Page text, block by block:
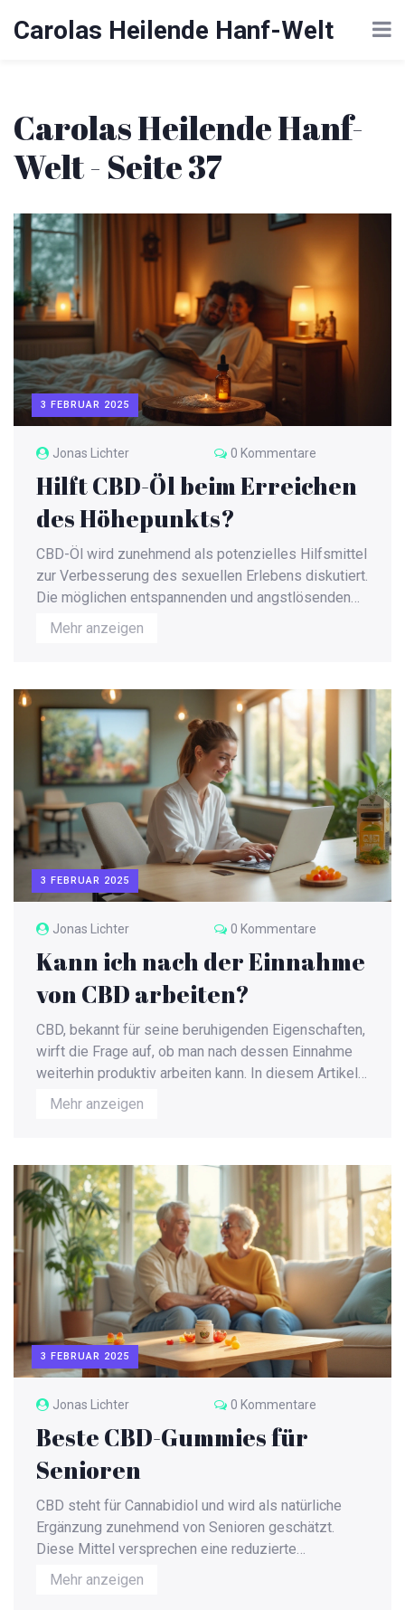
Carolas Heilende Hanf-Welt
Carolas Heilende Hanf-
Welt - Seite 37
3 FEBRUAR 2025
Jonas Lichter 0 Kommentare
Hilft CBD-Öl beim Erreichen
des Höhepunkts?
CBD-Öl wird zunehmend als potenzielles Hilfsmittel
zur Verbesserung des sexuellen Erlebens diskutiert.
Die möglichen entspannenden und angstlösenden
Eigenschaften von CBD könnten dazu beitragen,
dass der Körper sich leichter fallen lässt und den
Nutzer gemacht? Dieser Artikel beleuchtet die
verschiedenen Aspekte von CBD im Zusammenhang
mit sexuellem Vergnügen und liefert nützliche Tipps.
Mehr anzeigen
3 FEBRUAR 2025
Jonas Lichter 0 Kommentare
Kann ich nach der Einnahme
von CBD arbeiten?
CBD, bekannt für seine beruhigenden Eigenschaften,
wirft die Frage auf, ob man nach dessen Einnahme
weiterhin produktiv arbeiten kann. In diesem Artikel
erforschen wir den Einfluss von CBD auf
Konzentration und Leistungsfähigkeit. Wir
Anwendung am Arbeitsplatz. Entdecken Sie, wie
CBD Gummies eventuelle Belastungen lindern
können, ohne die Arbeitsleistung zu beeinträchtigen.
Mehr anzeigen
3 FEBRUAR 2025
Jonas Lichter 0 Kommentare
Beste CBD-Gummies für
Senioren
CBD steht für Cannabidiol und wird als natürliche
Ergänzung zunehmend von Senioren geschätzt.
Diese Mittel versprechen eine reduzierte
Schmerzempfindung, verbesserten Schlaf und
allgemeines Wohlbefinden, was sie zu einer
Mehr anzeigen